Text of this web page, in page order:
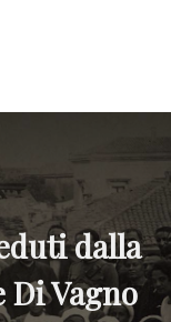
dalla
Di Vagno